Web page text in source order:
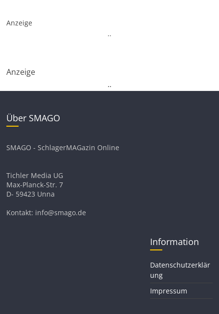
Anzeige
..
Anzeige
..
Über SMAGO
SMAGO - SchlagerMAGazin Online
Tichler Media UG
Max-Planck-Str. 7
D- 59423 Unna
Kontakt: info@smago.de
Information
Datenschutzerklär
ung
Impressum